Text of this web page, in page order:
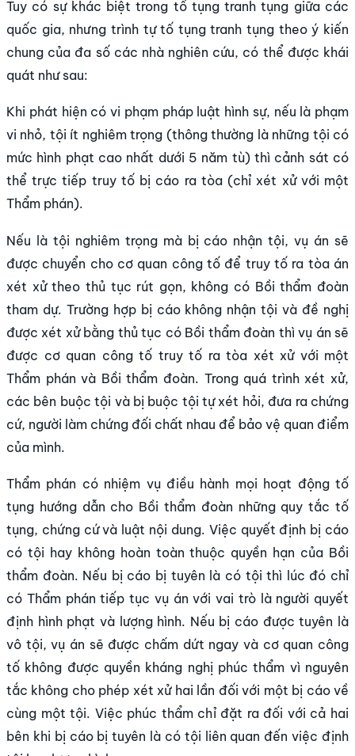
Tuy có sự khác biệt trong tố tụng tranh tụng giữa các
quốc gia, nhưng trình tự tố tụng tranh tụng theo ý kiến
chung của đa số các nhà nghiên cứu, có thể được khái
quát như sau:
Khi phát hiện có vi phạm pháp luật hình sự, nếu là phạm
vi nhỏ, tội ít nghiêm trọng (thông thường là những tội có
mức hình phạt cao nhất dưới 5 năm tù) thì cảnh sát có
thể trực tiếp truy tố bị cáo ra tòa (chỉ xét xử với một
Thẩm phán).
Nếu là tội nghiêm trọng mà bị cáo nhận tội, vụ án sẽ
được chuyển cho cơ quan công tố để truy tố ra tòa án
xét xử theo thủ tục rút gọn, không có Bồi thẩm đoàn
tham dự. Trường hợp bị cáo không nhận tội và đề nghị
được xét xử bằng thủ tục có Bồi thẩm đoàn thì vụ án sẽ
được cơ quan công tố truy tố ra tòa xét xử với một
Thẩm phán và Bồi thẩm đoàn. Trong quá trình xét xử,
các bên buộc tội và bị buộc tội tự xét hỏi, đưa ra chứng
cứ, người làm chứng đối chất nhau để bảo vệ quan điểm
của mình.
Thẩm phán có nhiệm vụ điều hành mọi hoạt động tố
tụng hướng dẫn cho Bồi thẩm đoàn những quy tắc tố
tụng, chứng cứ và luật nội dung. Việc quyết định bị cáo
có tội hay không hoàn toàn thuộc quyền hạn của Bồi
thẩm đoàn. Nếu bị cáo bị tuyên là có tội thì lúc đó chỉ
có Thẩm phán tiếp tục vụ án với vai trò là người quyết
định hình phạt và lượng hình. Nếu bị cáo được tuyên là
vô tội, vụ án sẽ được chấm dứt ngay và cơ quan công
tố không được quyền kháng nghị phúc thẩm vì nguyên
tắc không cho phép xét xử hai lần đối với một bị cáo về
cùng một tội. Việc phúc thẩm chỉ đặt ra đối với cả hai
bên khi bị cáo bị tuyên là có tội liên quan đến việc định